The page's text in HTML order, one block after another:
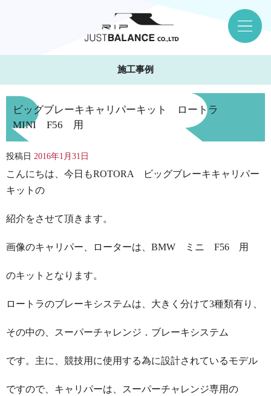
施工事例
ビッグブレーキキャリパーキット ロートラ
MINI F56 用
投稿日 2016年1月31日
こんにちは、今日もROTORA ビッグブレーキキャリパー
キットの
紹介をさせて頂きます。
画像のキャリパー、ローターは、BMW ミニ F56 用
のキットとなります。
ロートラのブレーキシステムは、大きく分けて3種類有り、
その中の、スーパーチャレンジ．ブレーキシステム
です。主に、競技用に使用する為に設計されているモデル
ですので、キャリパーは、スーパーチャレンジ専用の